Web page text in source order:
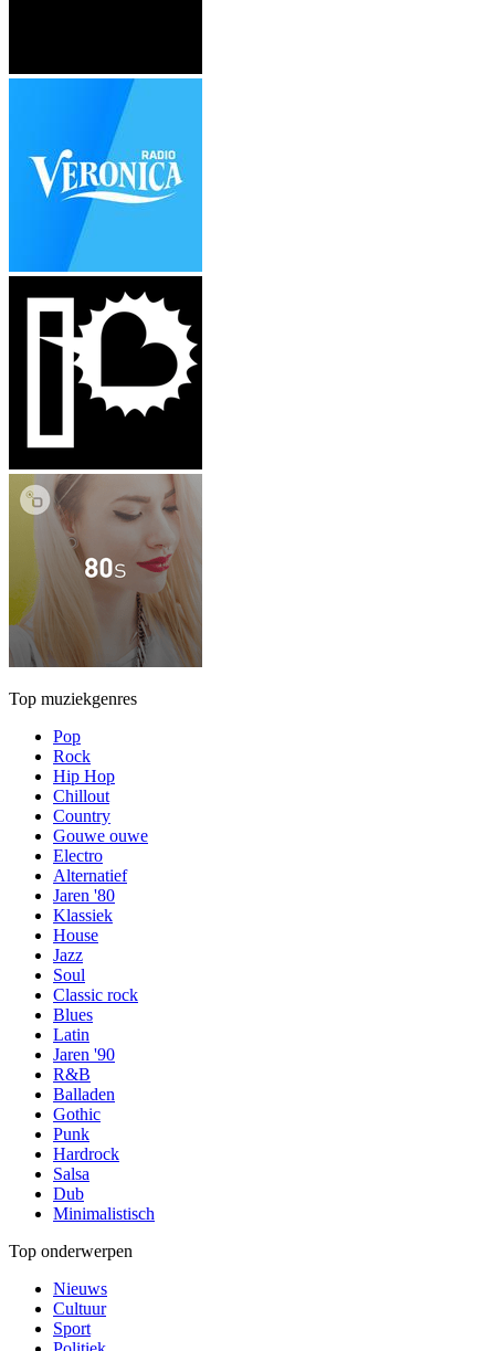
Top muziekgenres
Pop
Rock
Hip Hop
Chillout
Country
Gouwe ouwe
Electro
Alternatief
Jaren '80
Klassiek
House
Jazz
Soul
Classic rock
Blues
Latin
Jaren '90
R&B
Balladen
Gothic
Punk
Hardrock
Salsa
Dub
Minimalistisch
Top onderwerpen
Nieuws
Cultuur
Sport